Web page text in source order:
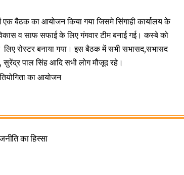
एक बैठक का आयोजन किया गया जिसमे सिंगाही कार्यालय के
व साफ सफाई के लिए गंगवार टीम बनाई गई। कस्बे को
रोस्टर बनाया गया। इस बैठक में सभी सभासद,सभासद
पाल सिंह आदि सभी लोग मौजूद रहे।
का हिस्सा